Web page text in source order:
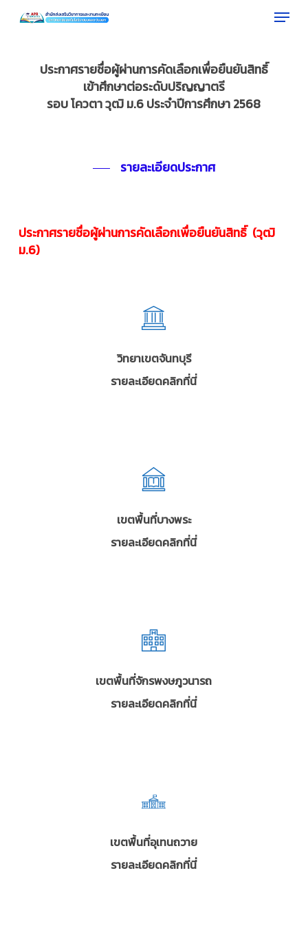
Menu
ประกาศรายชื่อผู้ผ่านการคัดเลือกเพื่อยืนยันสิทธิ์
เข้าศึกษาต่อระดับปริญญาตรี
รอบ โควตา วุฒิ ม.6 ประจำปีการศึกษา 2568
รายละเอียดประกาศ
ประกาศรายชื่อผู้ผ่านการคัดเลือกเพื่อยืนยันสิทธิ์ (วุฒิ
ม.6)
วิทยาเขตจันทบุรี
รายละเอียดคลิกที่นี่
เขตพื้นที่บางพระ
รายละเอียดคลิกที่นี่
เขตพื้นที่จักรพงษภูวนารถ
รายละเอียดคลิกที่นี่
เขตพื้นที่อุเทนถวาย
รายละเอียดคลิกที่นี่